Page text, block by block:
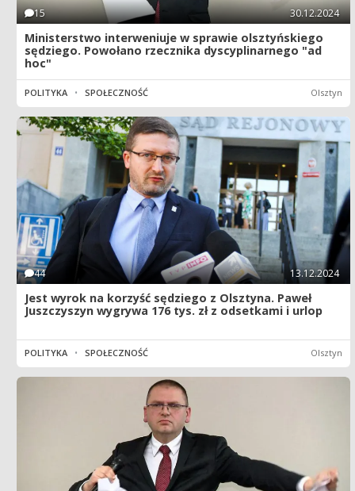
15 30.12.2024
Ministerstwo interweniuje w sprawie olsztyńskiego
sędziego. Powołano rzecznika dyscyplinarnego "ad
hoc"
POLITYKA • SPOŁECZNOŚĆ Olsztyn
44 13.12.2024
Jest wyrok na korzyść sędziego z Olsztyna. Paweł
Juszczyszyn wygrywa 176 tys. zł z odsetkami i urlop
POLITYKA • SPOŁECZNOŚĆ Olsztyn